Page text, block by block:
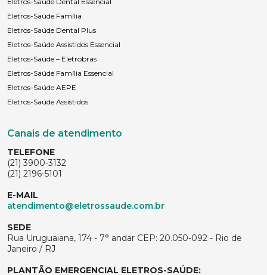
Eletros-Saúde Família
Eletros-Saúde Dental Plus
Eletros-Saúde Assistidos Essencial
Eletros-Saúde – Eletrobras
Eletros-Saúde Família Essencial
Eletros-Saúde AEPE
Eletros-Saúde Assistidos
Canais de atendimento
TELEFONE
(21) 3900-3132
(21) 2196-5101
E-MAIL
atendimento@eletrossaude.com.br
SEDE
Rua Uruguaiana, 174 - 7° andar CEP: 20.050-092 - Rio de
Janeiro / RJ
PLANTÃO EMERGENCIAL ELETROS-SAÚDE: